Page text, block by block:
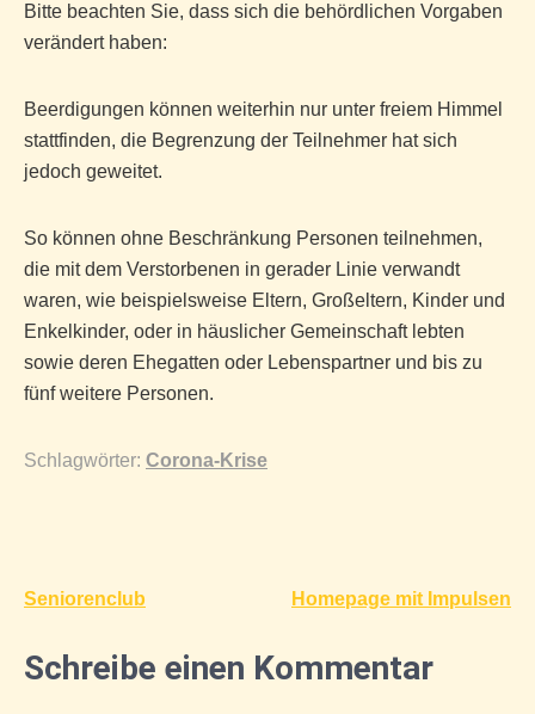
Bitte beachten Sie, dass sich die behördlichen Vorgaben
verändert haben:
Beerdigungen können weiterhin nur unter freiem Himmel
stattfinden, die Begrenzung der Teilnehmer hat sich
jedoch geweitet.
So können ohne Beschränkung Personen teilnehmen,
die mit dem Verstorbenen in gerader Linie verwandt
waren, wie beispielsweise Eltern, Großeltern, Kinder und
Enkelkinder, oder in häuslicher Gemeinschaft lebten
sowie deren Ehegatten oder Lebenspartner und bis zu
fünf weitere Personen.
Schlagwörter: Corona-Krise
Beitragsnavigation
Seniorenclub Homepage mit Impulsen
Schreibe einen Kommentar